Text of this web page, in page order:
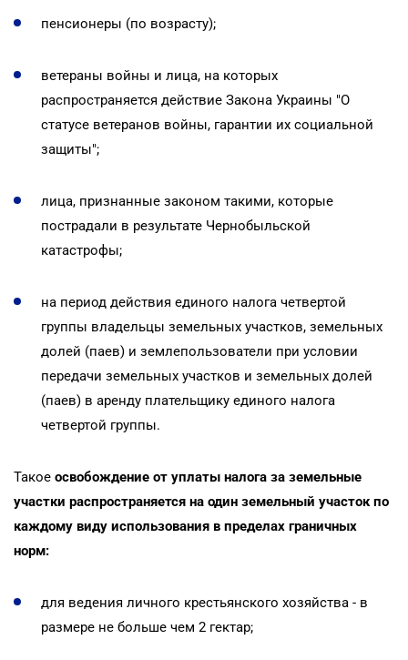
пенсионеры (по возрасту);
ветераны войны и лица, на которых
распространяется действие Закона Украины "О
статусе ветеранов войны, гарантии их социальной
защиты";
лица, признанные законом такими, которые
пострадали в результате Чернобыльской
катастрофы;
на период действия единого налога четвертой
группы владельцы земельных участков, земельных
долей (паев) и землепользователи при условии
передачи земельных участков и земельных долей
(паев) в аренду плательщику единого налога
четвертой группы.
Такое освобождение от уплаты налога за земельные
участки распространяется на один земельный участок по
каждому виду использования в пределах граничных
норм:
для ведения личного крестьянского хозяйства - в
размере не больше чем 2 гектар;